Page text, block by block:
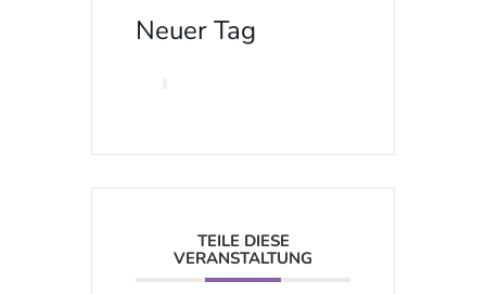
Neuer Tag
TEILE DIESE
VERANSTALTUNG